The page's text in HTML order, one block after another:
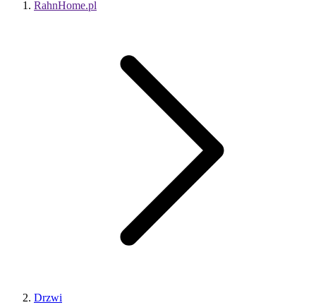
RahnHome.pl
Drzwi